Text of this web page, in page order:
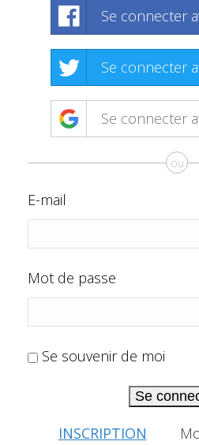
Se connecter
Se connecter
Se connecter
ou
E-mail
Mot de passe
Se souvenir de moi
Se
INSCRIPTION